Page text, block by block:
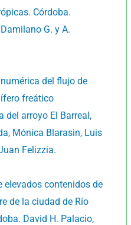
Córdoba.
G. y A.
del flujo de
freático
del arroyo El Barreal,
Mónica Blarasin, Luis
Felizzia.
elevados contenidos de
de la ciudad de Río
David H. Palacio,